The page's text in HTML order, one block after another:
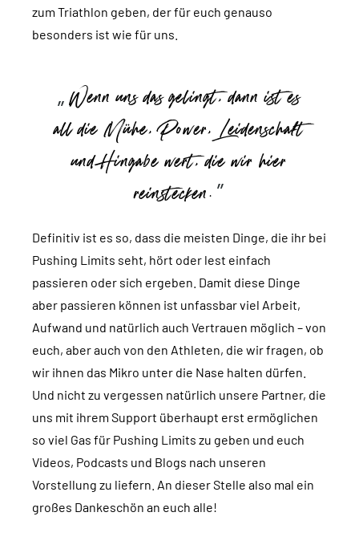
zum Triathlon geben, der für euch genauso
besonders ist wie für uns.
Wenn uns das gelingt, dann ist es
all die Mühe, Power, Leidenschaft
und Hingabe wert, die wir hier
reinstecken.
Definitiv ist es so, dass die meisten Dinge, die ihr bei
Pushing Limits seht, hört oder lest einfach
passieren oder sich ergeben. Damit diese Dinge
aber passieren können ist unfassbar viel Arbeit,
Aufwand und natürlich auch Vertrauen möglich – von
euch, aber auch von den Athleten, die wir fragen, ob
wir ihnen das Mikro unter die Nase halten dürfen.
Und nicht zu vergessen natürlich unsere Partner, die
uns mit ihrem Support überhaupt erst ermöglichen
so viel Gas für Pushing Limits zu geben und euch
Videos, Podcasts und Blogs nach unseren
Vorstellung zu liefern. An dieser Stelle also mal ein
großes Dankeschön an euch alle!